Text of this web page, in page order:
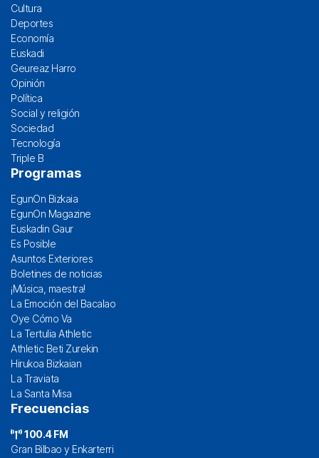
Cultura
Deportes
Economía
Euskadi
Geureaz Harro
Opinión
Política
Social y religión
Sociedad
Tecnología
Triple B
Programas
EgunOn Bizkaia
EgunOn Magazine
Euskadin Gaur
Es Posible
Asuntos Exteriores
Boletines de noticias
¡Música, maestra!
La Emoción del Bacalao
Oye Cómo Va
La Tertulia Athletic
Athletic Beti Zurekin
Hirukoa Bizkaian
La Traviata
La Santa Misa
Frecuencias
100.4 FM
Gran Bilbao y Enkarterri